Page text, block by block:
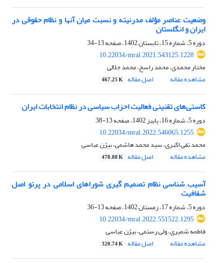
وضعیت عناصر مؤلف مدرنیته و نسبت میان آنها و نظام حقوقی در
ایران و انگلستان
دوره 5، شماره 15، تابستان 1402، صفحه
13-34
10.22034/mral.2021.543125.1228
مختار محمدی، محمد راسخ، محمد جلالی
مشاهده مقاله
اصل مقاله 467.25 K
کاستی‌های تقنینی فعالیت احزاب سیاسی در نظام انتخابات ایران
دوره 5، شماره 16، پاییز 1402، صفحه
13-38
10.22034/mral.2022.546065.1255
محمد تقی اکبری، سید محمد هاشمی، بیژن عباسی
مشاهده مقاله
اصل مقاله 478.88 K
آسیب شناسی نظام تصمیم گیری شوراهای اسلامی در پرتو اصل
شفافیت
دوره 5، شماره 17، زمستان 1402، صفحه
13-36
10.22034/mral.2022.551522.1295
فاطمه شمیری، ولی رستمی، بیژن عباسی
مشاهده مقاله
اصل مقاله 320.74 K